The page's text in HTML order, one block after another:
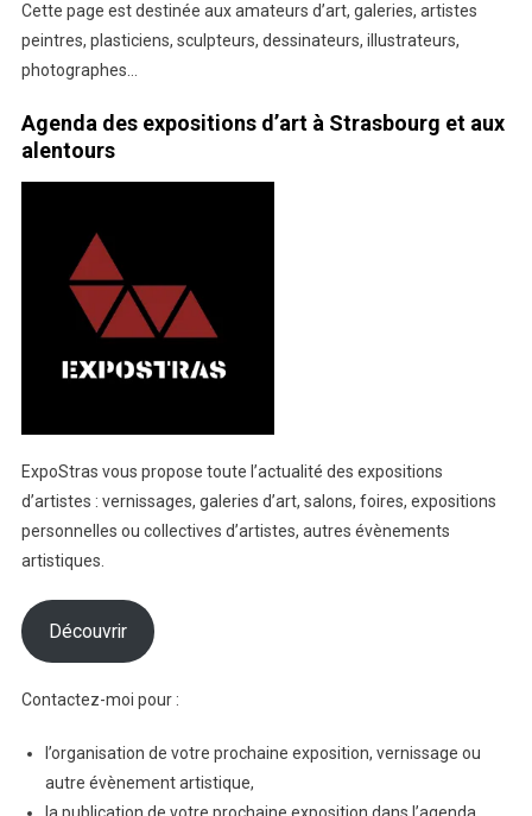
Cette page est destinée aux amateurs d’art, galeries, artistes
peintres, plasticiens, sculpteurs, dessinateurs, illustrateurs,
photographes…
Agenda des expositions d’art à Strasbourg et aux
alentours
ExpoStras vous propose toute l’actualité des expositions
d’artistes : vernissages, galeries d’art, salons, foires, expositions
personnelles ou collectives d’artistes, autres évènements
artistiques.
Découvrir
Contactez-moi pour :
l’organisation de votre prochaine exposition, vernissage ou
autre évènement artistique,